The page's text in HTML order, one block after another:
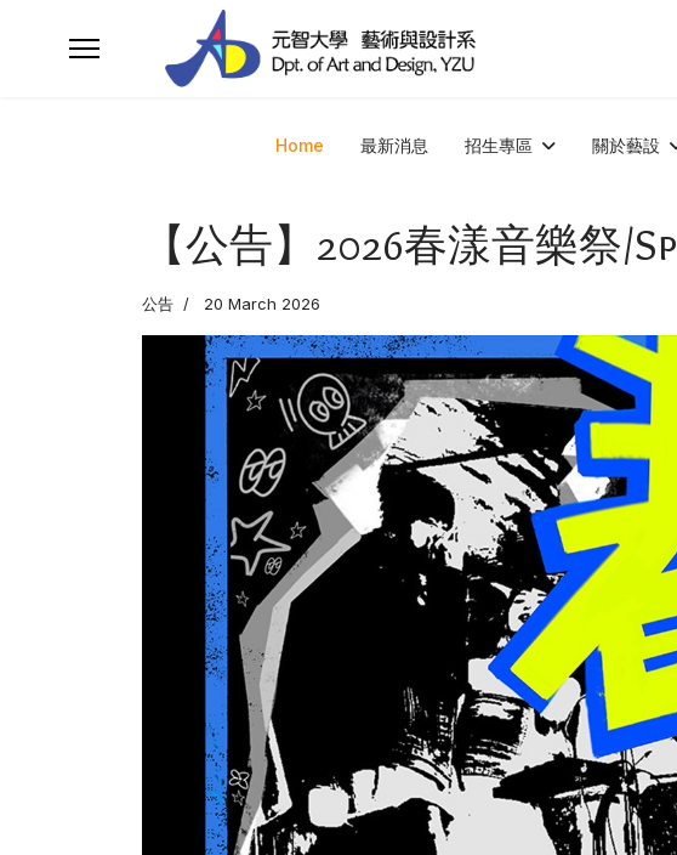
Home 最新消息 招生專區 關於藝設
【公告】2026春漾音樂祭
公告 20 March 2026